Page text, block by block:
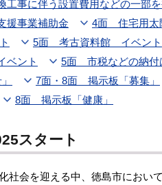
事に伴う設置費用などの一部
援事業補助金
4面 住宅用太
5面 考古資料館 イベント
ント
5面 市税などの納
7面・8面 掲示板「募集」
8面 掲示板「健康」
スタート
社会を迎える中、徳島市におい